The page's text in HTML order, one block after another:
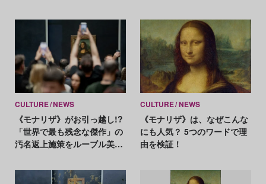
CULTURE NEWS
《モナリザ》がお引っ越し!?
「世界で最も残念な傑作」の
汚名返上施策をルーブル美術
CULTURE NEWS
《モナリザ》は、なぜこんな
にも人気？ 5つのワードで理
由を検証！